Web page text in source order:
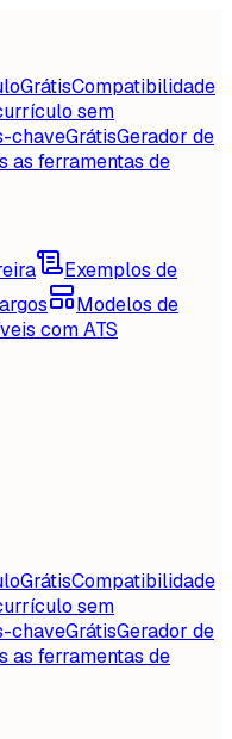
GrátisCompatibilidade
sem
chaveGrátisGerador de
as ferramentas de
Exemplos de
Modelos de
com ATS
GrátisCompatibilidade
sem
chaveGrátisGerador de
as ferramentas de